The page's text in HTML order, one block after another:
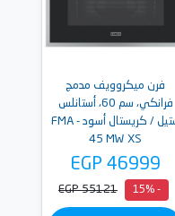
فرن ميكروويف مدمج
فرانكي، سم 60، أستانلس
ستيل / كريستال أسود - FMA
45 MW XS
EGP 46999
- 15%
EGP 55121